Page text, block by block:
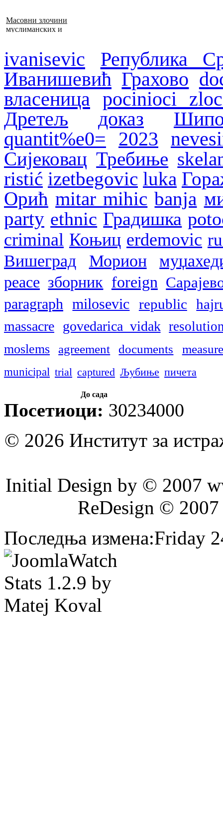
Масовни злочини
муслиманских и
ivanisevic
Република
Иванишевић Грахово
власеница pocinioci
Дретељ
доказ
quantit%e0= 2023
Сијековац Требиње
ristić izetbegovic luka
Орић mitar mihic banja
party ethnic Градишка
criminal Коњиц erdemovic
Вишеград Морион
peace зборник foreign
paragraph milosevic republic
massacre govedarica vidak
moslems agreement documents
municipal trial captured Љубиње пичета
До сада
Посетиоци: 30234000
© 2026 Институт за
Initial Design by © 2007
ReDesign ©
Последња измена:Friday